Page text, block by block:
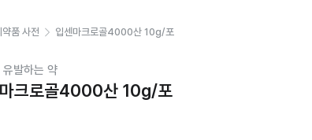
약품 사전 입센마크로골4000산 10g/포
유발하는 약
크로골4000산 10g/포